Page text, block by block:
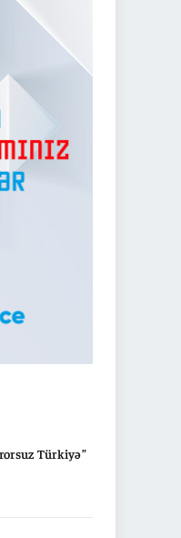
Türkiyə”